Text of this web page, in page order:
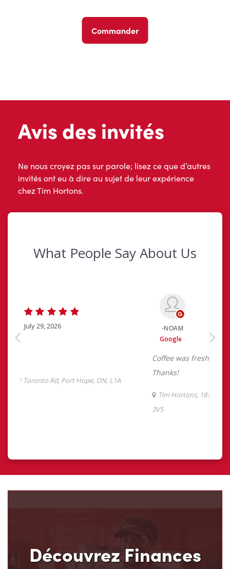
Commander
Avis des invités
Ne nous croyez pas sur parole; lisez ce que d’autres
invités ont eu à dire au sujet de leur expérience
chez Tim Hortons.
Découvrez Finances